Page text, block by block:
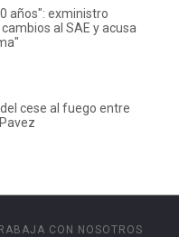
años": exministro
al SAE y acusa
cese al fuego entre
CON NOSOTROS